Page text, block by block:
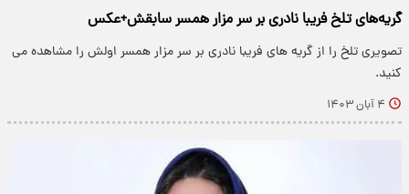
گریه‌های تلخ فریبا نادری بر سر مزار همسر سابقش+عکس
تصویری تلخ را از گریه های فریبا نادری بر سر مزار همسر اولش را مشاهده می
کنید.
۴ آبان ۱۴۰۳